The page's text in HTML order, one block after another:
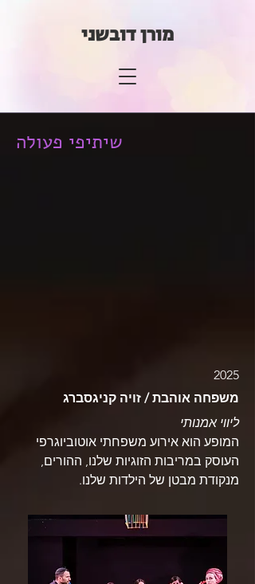
מורן דובשני
שיתיפי פעולה
2025
משפחה אוהבת / זויה קניגסברג
ליווי אמנותי
המופע הוא אירוע משפחתי אוטוביוגרפי
העוסק במריבות הזוגיות שלנו, ההורים,
מנקודת מבטן של הילדות שלנו.